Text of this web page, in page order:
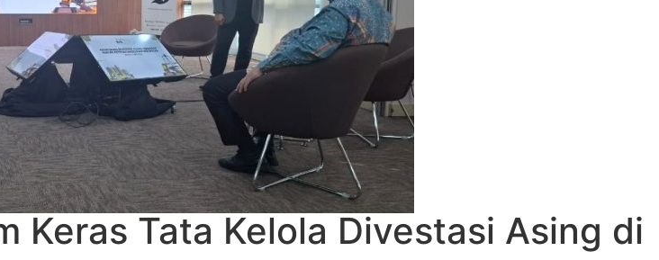
Keras Tata Kelola Divestasi Asing di